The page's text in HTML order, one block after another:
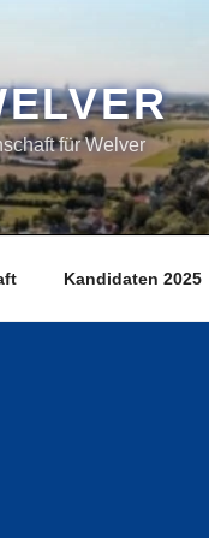
für Welver
Kandidaten 2025